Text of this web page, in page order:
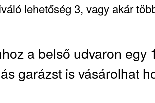
lehetőség 3, vagy akár
a belső udvaron egy
garázst is vásárolhat